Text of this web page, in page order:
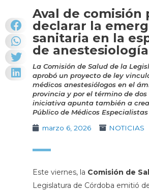
Aval de comisión
declarar la
sanitaria en la
de anestesiología
La Comisión de Salud de la
aprobó un proyecto de ley
médicos anestesiólogos en el
provincia y por el término de dos
iniciativa apunta también a
Público de Médicos
marzo 6, 2026
NOTICIAS
Este viernes, la Comisión de
Legislatura de Córdoba emitió